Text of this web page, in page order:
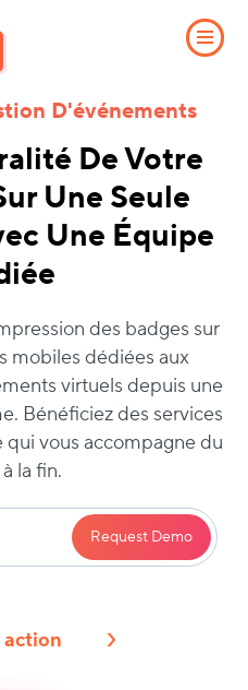
D'événements
De Votre
Une Seule
Une Équipe
des badges sur
mobiles dédiées aux
virtuels depuis une
Bénéficiez des services
vous accompagne du
la fin.
action